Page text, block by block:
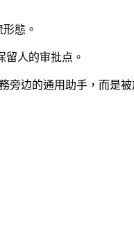
態。
留人的审批点。
旁边的通用助手，而是